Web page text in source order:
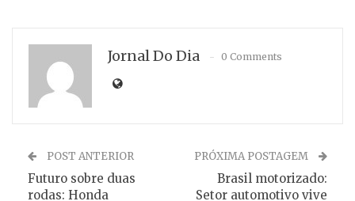
Jornal Do Dia 0 Comments
POST ANTERIOR
Futuro sobre duas
rodas: Honda
PRÓXIMA POSTAGEM
Brasil motorizado:
Setor automotivo vive